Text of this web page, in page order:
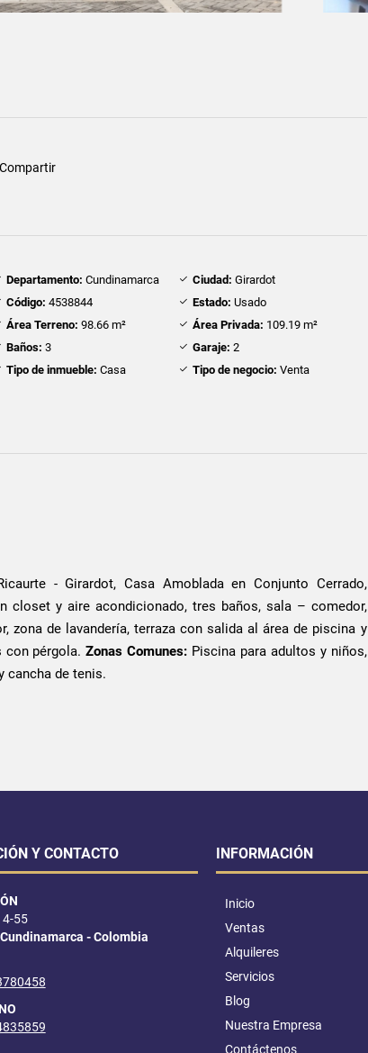
Compartir
Departamento: Cundinamarca Ciudad: Girardot
Código: 4538844 Estado: Usado
Área Terreno: 98.66 m² Área Privada: 109.19 m²
Baños: 3 Garaje: 2
Tipo de inmueble: Casa Tipo de negocio: Venta
- Girardot, Casa Amoblada en Conjunto Cerrado,
closet y aire acondicionado, tres baños, sala – comedor,
zona de lavandería, terraza con salida al área de piscina y
con pérgola.Zonas Comunes: Piscina para adultos y niños,
cancha de tenis.
Y CONTACTO
4-55
- Colombia
INFORMACIÓN
Inicio
Ventas
Alquileres
Servicios
Blog
Nuestra Empresa
Contáctenos